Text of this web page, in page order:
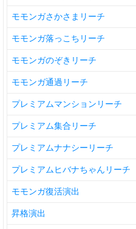
モモンガさかさまリーチ
モモンガ落っこちリーチ
モモンガのぞきリーチ
モモンガ通過リーチ
プレミアムマンションリーチ
プレミアム集合リーチ
プレミアムナナシーリーチ
プレミアムヒバナちゃんリーチ
モモンガ復活演出
昇格演出